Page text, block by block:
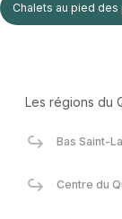
Chalets au pied des
Les régions du
Bas Saint-
Centre du